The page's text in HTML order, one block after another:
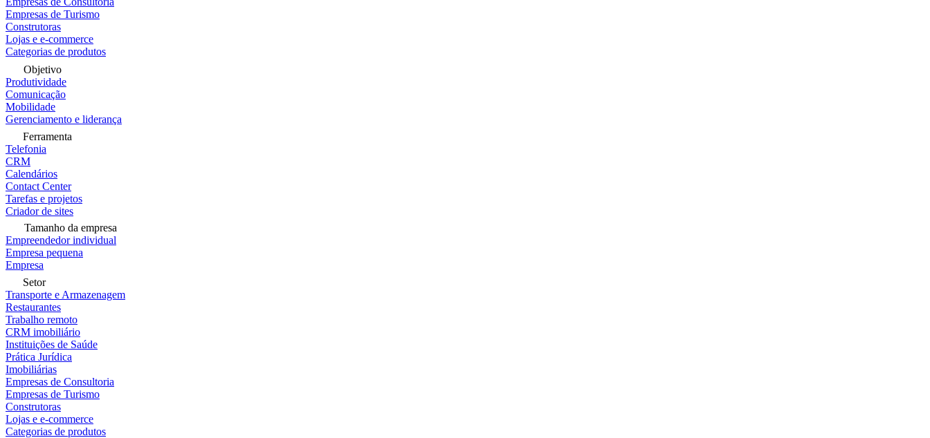
Empresas de Turismo
Construtoras
Lojas e e-commerce
Categorias de produtos
Objetivo
Produtividade
Comunicação
Mobilidade
Gerenciamento e liderança
Ferramenta
Telefonia
CRM
Calendários
Contact Center
Tarefas e projetos
Criador de sites
Tamanho da empresa
Empreendedor individual
Empresa pequena
Empresa
Setor
Transporte e Armazenagem
Restaurantes
Trabalho remoto
CRM imobiliário
Instituições de Saúde
Prática Jurídica
Imobiliárias
Empresas de Consultoria
Empresas de Turismo
Construtoras
Lojas e e-commerce
Categorias de produtos